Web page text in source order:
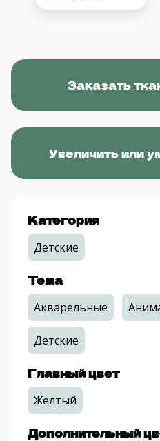
Заказать
Увеличить или
Категория
Детские
Тема
Акварельные
Детские
Главный цвет
Желтый
Дополнительный